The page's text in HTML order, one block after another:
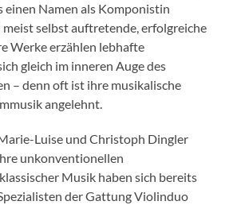
einen Namen als Komponistin
meist selbst auftretende, erfolgreiche
Werke erzählen lebhafte
gleich im inneren Auge des
– denn oft ist ihre musikalische
angelehnt.
Luise und Christoph Dingler
unkonventionellen
Musik haben sich bereits
der Gattung Violinduo